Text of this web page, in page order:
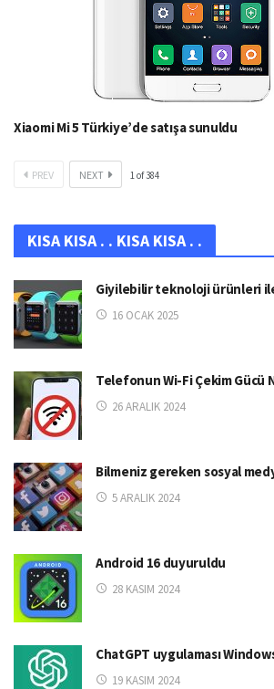
Xiaomi Mi 5 Türkiye’de satışa sunuldu
PREV NEXT 1 of384
KISA KISA . . KISA KISA . .
Giyilebilir teknoloji ürünleri
16 OCAK 2025
Telefonun Wi-Fi Çekim Gücü
26 ARALIK 2024
Bilmeniz gereken sosyal
5 ARALIK 2024
Android 16 duyuruldu
28 KASIM 2024
ChatGPT uygulaması
19 KASIM 2024